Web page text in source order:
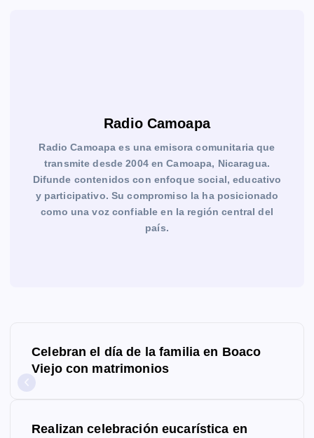
Radio Camoapa
Radio Camoapa es una emisora comunitaria que
transmite desde 2004 en Camoapa, Nicaragua.
Difunde contenidos con enfoque social, educativo
y participativo. Su compromiso la ha posicionado
como una voz confiable en la región central del
país.
Celebran el día de la familia en Boaco
Viejo con matrimonios
Realizan celebración eucarística en